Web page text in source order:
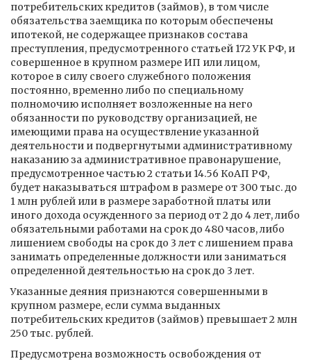
потребительских кредитов (займов), в том числе
обязательства заемщика по которым обеспечены
ипотекой, не содержащее признаков состава
преступления, предусмотренного статьей 172 УК РФ, и
совершенное в крупном размере ИП или лицом,
которое в силу своего служебного положения
постоянно, временно либо по специальному
полномочию исполняет возложенные на него
обязанности по руководству организацией, не
имеющими права на осуществление указанной
деятельности и подвергнутыми административному
наказанию за административное правонарушение,
предусмотренное частью 2 статьи 14.56 КоАП РФ,
будет наказываться штрафом в размере от 300 тыс. до
1 млн рублей или в размере заработной платы или
иного дохода осужденного за период от 2 до 4 лет, либо
обязательными работами на срок до 480 часов, либо
лишением свободы на срок до 3 лет с лишением права
занимать определенные должности или заниматься
определенной деятельностью на срок до 3 лет.
Указанные деяния признаются совершенными в
крупном размере, если сумма выданных
потребительских кредитов (займов) превышает 2 млн
250 тыс. рублей.
Предусмотрена возможность освобождения от